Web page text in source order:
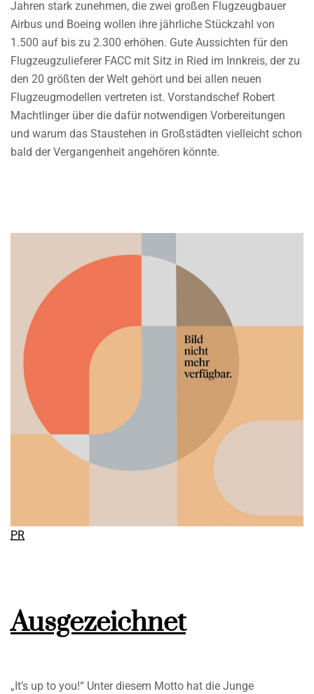
Jahren stark zunehmen, die zwei großen Flugzeugbauer
Airbus und Boeing wollen ihre jährliche Stückzahl von
1.500 auf bis zu 2.300 erhöhen. Gute Aussichten für den
Flugzeugzulieferer FACC mit Sitz in Ried im Innkreis, der zu
den 20 größten der Welt gehört und bei allen neuen
Flugzeugmodellen vertreten ist. Vorstandschef Robert
Machtlinger über die dafür notwendigen Vorbereitungen
und warum das Staustehen in Großstädten vielleicht schon
bald der Vergangenheit angehören könnte.
PR
Ausgezeichnet
„It’s up to you!“ Unter diesem Motto hat die Junge